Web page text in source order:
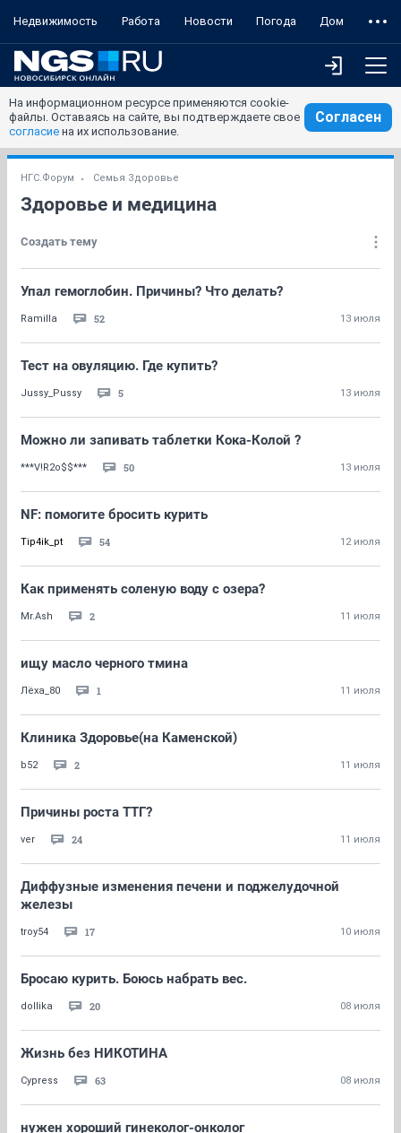
Недвижимость Работа Новости Погода Дом
На информационном ресурсе применяются cookie-
файлы. Оставаясь на сайте, вы подтверждаете свое
согласие на их использование.
Согласен
НГС.Форум Семья Здоровье
Здоровье и медицина
Создать тему
Упал гемоглобин. Причины? Что делать?
Ramilla 52 13 июля
Тест на овуляцию. Где купить?
Jussy_Pussy 5 13 июля
Можно ли запивать таблетки Кока-Колой ?
***V!R2o$$*** 50 13 июля
NF: помогите бросить курить
Tip4ik_pt 54 12 июля
Как применять соленую воду с озера?
Mr.Ash 2 11 июля
ищу масло черного тмина
Лёха_80 1 11 июля
Клиника Здоровье(на Каменской)
b52 2 11 июля
Причины роста ТТГ?
ver 24 11 июля
Диффузные изменения печени и поджелудочной
железы
troy54 17 10 июля
Бросаю курить. Боюсь набрать вес.
dollika 20 08 июля
Жизнь без НИКОТИНА
Cypress 63 08 июля
нужен хороший гинеколог-онколог